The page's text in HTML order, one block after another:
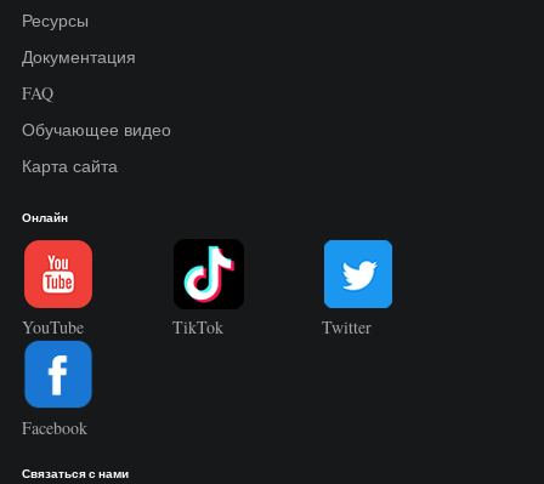
Ресурсы
Документация
FAQ
Обучающее видео
Карта сайта
Онлайн
YouTube TikTok Twitter
Facebook
Связаться с нами